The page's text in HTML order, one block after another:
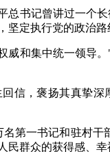
总书记曾讲过一个
定执行党的政治路
威和集中统一领导
信，褒扬其真挚
名第一书记和驻村
群众的获得感、